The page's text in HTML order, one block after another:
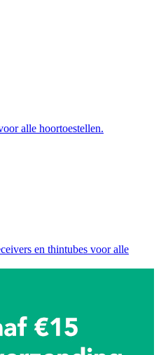
alle hoortoestellen.
en thintubes voor alle